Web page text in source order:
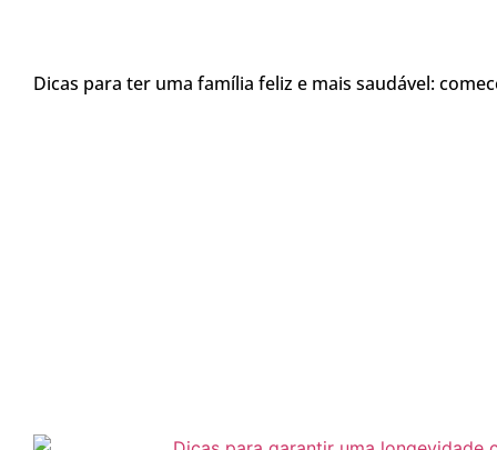
Dicas para ter uma família feliz e mais saudável: